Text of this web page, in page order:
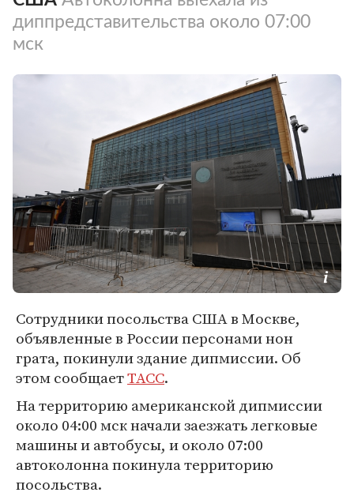
диппредставительства около 07:00
мск
Сотрудники посольства США в Москве,
объявленные в России персонами нон
грата, покинули здание дипмиссии. Об
этом сообщаетТАСС.
На территорию американской дипмиссии
около 04:00 мск начали заезжать легковые
машины и автобусы, и около 07:00
автоколонна покинула территорию
посольства.